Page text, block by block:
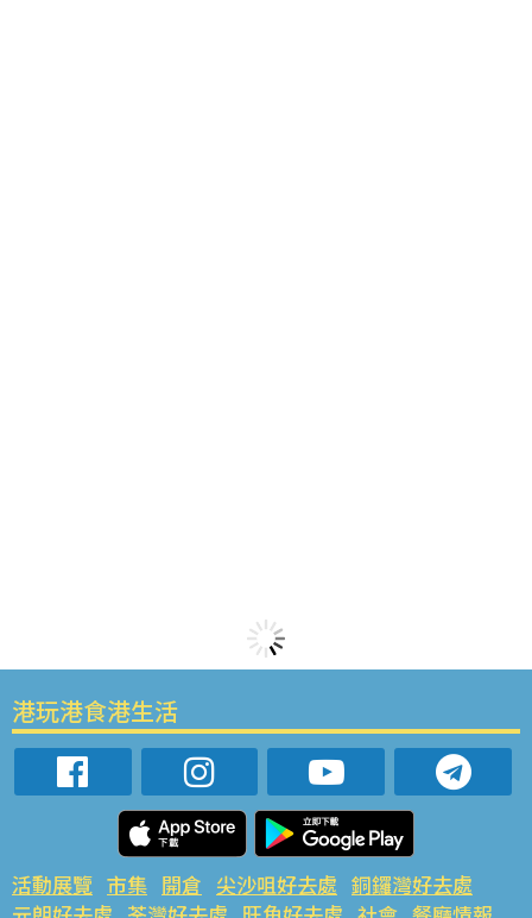
港玩港食港生活
活動展覽 市集 開倉 尖沙咀好去處 銅鑼灣好去處